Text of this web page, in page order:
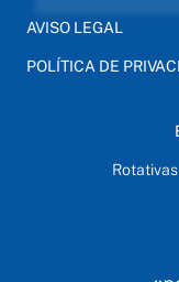
AVISO LEGAL
POLÍTICA DE